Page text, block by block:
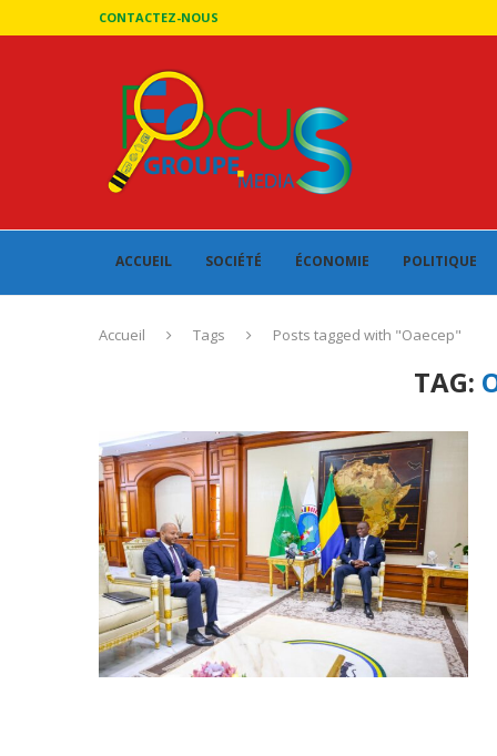
CONTACTEZ-NOUS
ACCUEIL SOCIÉTÉ ÉCONOMIE POLITIQUE
Accueil Tags Posts tagged with "Oaecep"
TAG: